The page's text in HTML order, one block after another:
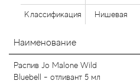
Классификация Нишевая
Наименование
Распив Jo Malone Wild
Bluebell - отливант 5 мл